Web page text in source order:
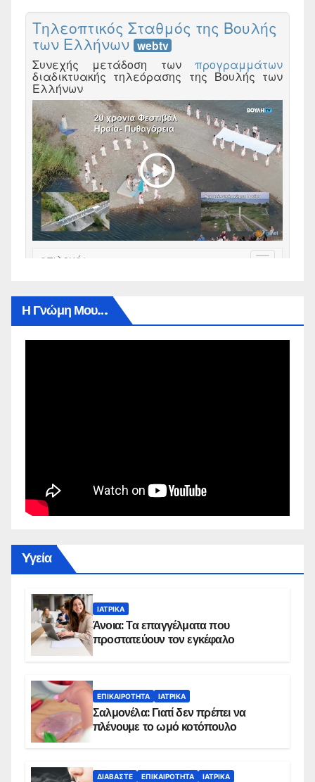
Η Γνώμη Μου…
Yγεία
ΙΑΤΡΙΚΆ
Άνοια: Τα επαγγέλματα που
προστατεύουν τον εγκέφαλο
ΕΠΙΚΑΙΡΌΤΗΤΑ ΙΑΤΡΙΚΆ
Σαλμονέλα: Γιατί δεν πρέπει να
πλένουμε το ωμό κοτόπουλο
ΔΙΑΒΆΣΤΕ ΕΠΙΚΑΙΡΌΤΗΤΑ ΙΑΤΡΙΚΆ